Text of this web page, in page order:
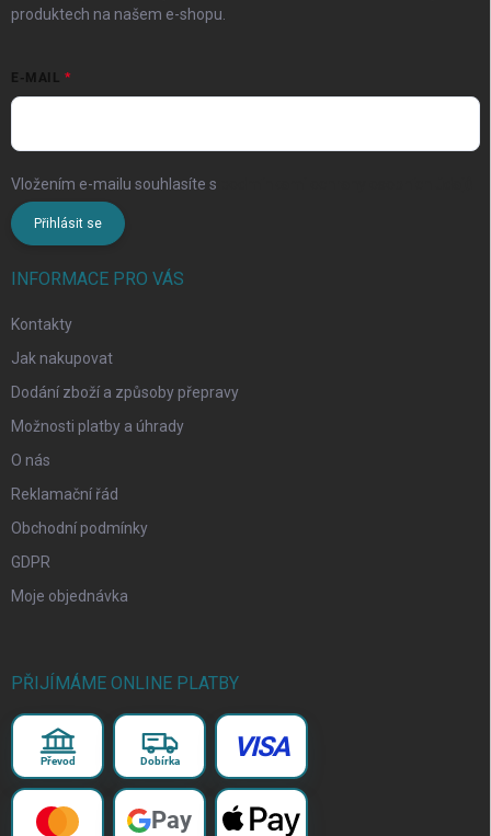
produktech na našem e-shopu.
E-MAIL
Vložením e-mailu souhlasíte s
Přihlásit se
INFORMACE PRO VÁS
Kontakty
Jak nakupovat
Dodání zboží a způsoby přepravy
Možnosti platby a úhrady
O nás
Reklamační řád
Obchodní podmínky
GDPR
Moje objednávka
PŘIJÍMÁME ONLINE PLATBY
Převod Dobírka VISA
Pay